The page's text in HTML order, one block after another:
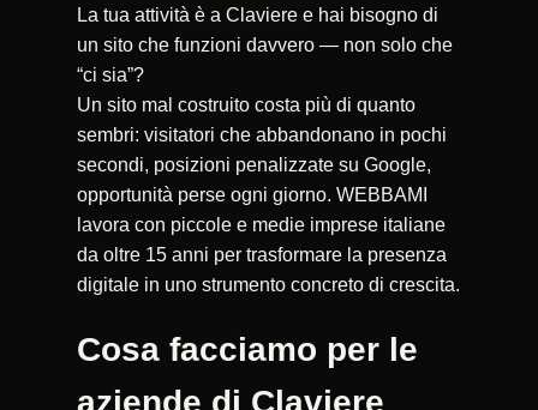
La tua attività è a Claviere e hai bisogno di
un sito che funzioni davvero — non solo che
“ci sia”?
Un sito mal costruito costa più di quanto
sembri: visitatori che abbandonano in pochi
secondi, posizioni penalizzate su Google,
opportunità perse ogni giorno. WEBBAMI
lavora con piccole e medie imprese italiane
da oltre 15 anni per trasformare la presenza
digitale in uno strumento concreto di crescita.
Cosa facciamo per le
aziende di Claviere